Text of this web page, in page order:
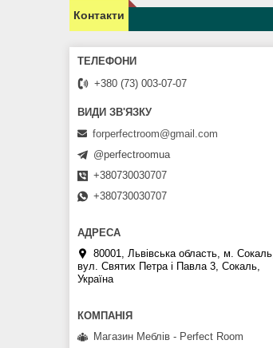
Контакти
+380 (73) 003-07-07
forperfectroom@gmail.com
@perfectroomua
+380730030707
+380730030707
80001, Львівська область, м. Сокаль,
вул. Святих Петра і Павла 3, Сокаль,
Україна
Магазин Меблів - Perfect Room